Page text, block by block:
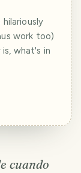
work too)
what's in
cuando